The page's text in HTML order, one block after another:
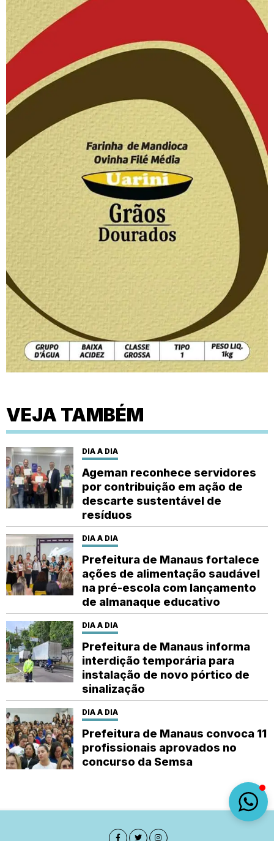
VEJA TAMBÉM
DIA A DIA
Ageman reconhece servidores
por contribuição em ação de
descarte sustentável de
resíduos
DIA A DIA
Prefeitura de Manaus fortalece
ações de alimentação saudável
na pré-escola com lançamento
de almanaque educativo
DIA A DIA
Prefeitura de Manaus informa
interdição temporária para
instalação de novo pórtico de
sinalização
DIA A DIA
Prefeitura de Manaus convoca 11
profissionais aprovados no
concurso da Semsa